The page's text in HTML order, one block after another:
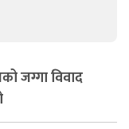
जग्गा विवाद